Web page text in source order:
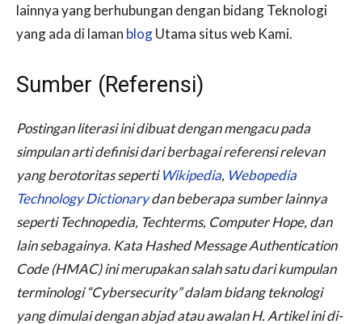
lainnya yang berhubungan dengan bidang Teknologi
yang ada di laman blogUtama situs web Kami.
Sumber (Referensi)
Postingan literasi ini dibuat dengan mengacu pada
simpulan arti definisi dari berbagai referensi relevan
yang berotoritas sepertiWikipedia, Webopedia
Technology Dictionarydan beberapa sumber lainnya
seperti Technopedia, Techterms, Computer Hope, dan
lain sebagainya. Kata Hashed Message Authentication
Code (HMAC) ini merupakan salah satu dari kumpulan
terminologi “Cybersecurity” dalam bidang teknologi
yang dimulai dengan abjad atau awalan H. Artikel ini di-